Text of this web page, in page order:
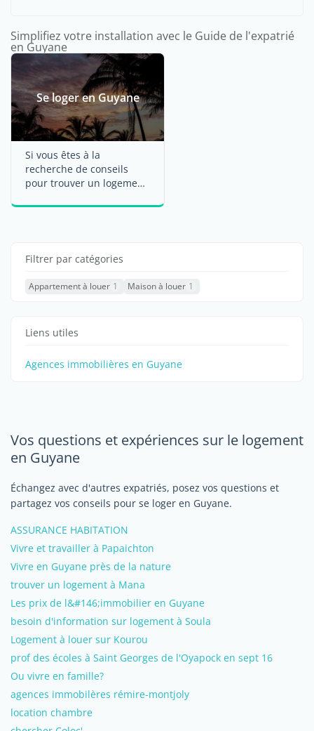
Simplifiez votre installation avec le Guide de l'expatrié
en Guyane
Se loger en Guyane
Si vous êtes à la
recherche de conseils
pour trouver un logement
à la ...
Filtrer par catégories
Appartement à louer 1 Maison à louer 1
Liens utiles
Agences immobilières en Guyane
Vos questions et expériences sur le logement
en Guyane
Échangez avec d'autres expatriés, posez vos questions et
partagez vos conseils pour se loger en Guyane.
ASSURANCE HABITATION
Vivre et travailler à Papaichton
Vivre en Guyane près de la nature
trouver un logement à Mana
Les prix de l&#146;immobilier en Guyane
besoin d'information sur logement à Soula
Logement à louer sur Kourou
prof des écoles à Saint Georges de l'Oyapock en sept 16
Ou vivre en famille?
agences immobilères rémire-montjoly
location chambre